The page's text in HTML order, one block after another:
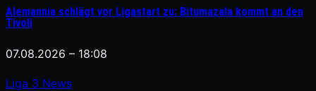
Alemannia schlägt vor Ligastart zu: Bitumazala kommt an den
Tivoli
07.08.2026 – 18:08
Liga 3 News